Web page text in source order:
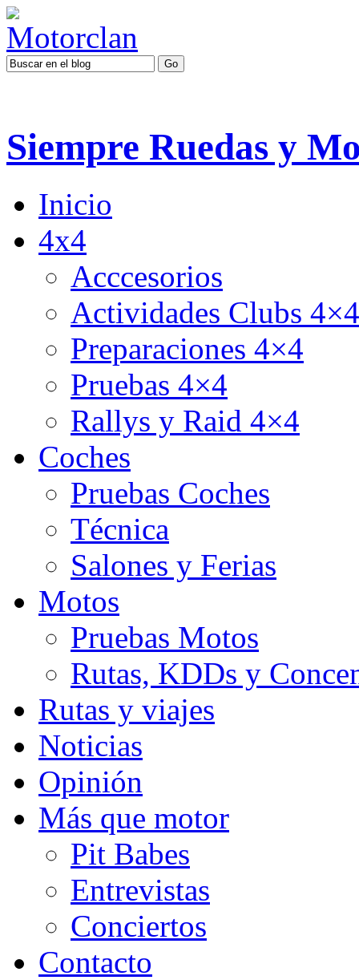
Siempre Ruedas y
Inicio
4x4
Acccesorios
Actividades Clubs 4×4
Preparaciones 4×4
Pruebas 4×4
Rallys y Raid 4×4
Coches
Pruebas Coches
Técnica
Salones y Ferias
Motos
Pruebas Motos
Rutas, KDDs y
Rutas y viajes
Noticias
Opinión
Más que motor
Pit Babes
Entrevistas
Conciertos
Contacto